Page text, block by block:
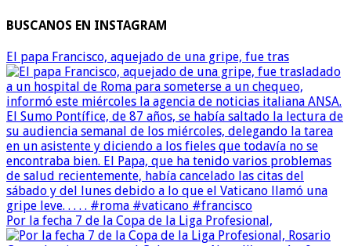
BUSCANOS EN INSTAGRAM
El papa Francisco, aquejado de una gripe, fue tras
Por la fecha 7 de la Copa de la Liga Profesional,